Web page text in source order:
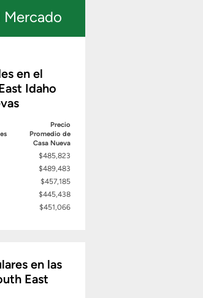
Mercado
en el
Idaho
Precio
Promedio de
Casa Nueva
$485,823
$489,483
$457,185
$445,438
$451,066
en las
East